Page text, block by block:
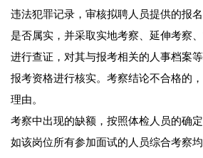
违法犯罪记录，审核拟聘人员提供的报
是否属实，并采取实地考察、延伸考察
进行查证，对其与报考相关的人事档案
报考资格进行核实。考察结论不合格的
理由。
考察中出现的缺额，按照体检人员的确
如该岗位所有参加面试的人员综合考察